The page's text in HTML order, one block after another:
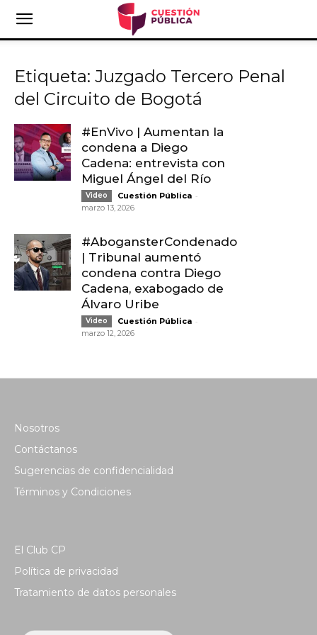
Etiqueta: Juzgado Tercero Penal
del Circuito de Bogotá
#EnVivo | Aumentan la
condena a Diego
Cadena: entrevista con
Miguel Ángel del Río
Video Cuestión Pública -
marzo 13, 2026
#AbogansterCondenado
| Tribunal aumentó
condena contra Diego
Cadena, exabogado de
Álvaro Uribe
Video Cuestión Pública -
marzo 12, 2026
Nosotros
Contáctanos
Sugerencias de confidencialidad
Términos y Condiciones
El Club CP
Política de privacidad
Tratamiento de datos personales